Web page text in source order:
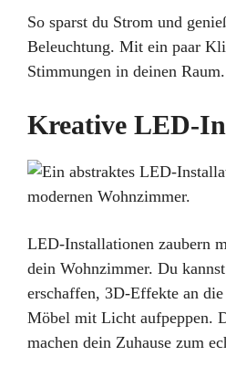
So sparst du Strom und
Beleuchtung. Mit ein paar
Stimmungen in deinen Raum.
Kreative LED-
LED-Installationen zaubern
dein Wohnzimmer. Du
erschaffen, 3D-Effekte an
Möbel mit Licht aufpeppen.
machen dein Zuhause zum